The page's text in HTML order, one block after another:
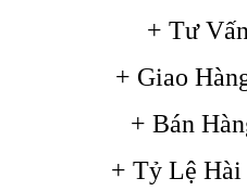
+ Tư
+ Giao
+ Bán
+ Tỷ Lệ Hài